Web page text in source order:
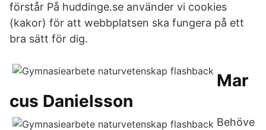
förstår På huddinge.se använder vi cookies
(kakor) för att webbplatsen ska fungera på ett
bra sätt för dig.
Mar
cus Danielsson
Behöve